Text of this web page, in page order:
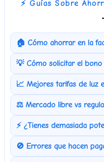
⚡ Guías Sobre
🏠 Cómo ahorrar en la
💡 Cómo solicitar el
📈 Mejores tarifas de luz
⚖️ Mercado libre vs
⚡ ¿Tienes demasiada
🚫 Errores que hacen